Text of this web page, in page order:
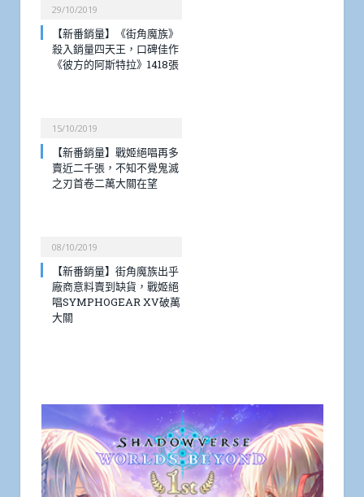
29/10/2019
【新番銷量】《街角魔族》
殺入銷量四天王，口碑佳作
《彼方的阿斯特拉》1418張
15/10/2019
【新番銷量】戰姬絕唱再多
賣近二千張，不知不覺鬼滅
之刃首卷二萬大關在望
08/10/2019
【新番銷量】街角魔族出乎
廠商意料賣到缺貨，戰姬絕
唱SYMPHOGEAR XV破萬
大關